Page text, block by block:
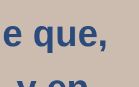
que,